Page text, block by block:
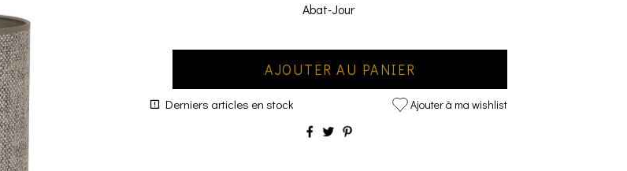
Abat-Jour
AJOUTER AU PANIER
Derniers articles en stock Ajouter à ma wishlist